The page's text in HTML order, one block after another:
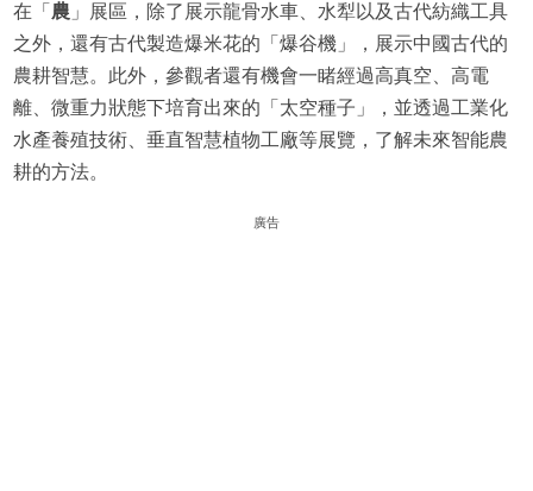
在「 農 」展區，除了展示龍骨水車、水犁以及古代紡織工具
之外，還有古代製造爆米花的「爆谷機」，展示中國古代的
農耕智慧。此外，參觀者還有機會一睹經過高真空、高電
離、微重力狀態下培育出來的「太空種子」，並透過工業化
水產養殖技術、垂直智慧植物工廠等展覽，了解未來智能農
耕的方法。
廣告